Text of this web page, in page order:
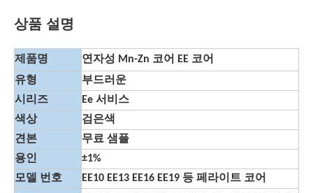
상품 설명
제품명
연자성 Mn-Zn 코어 EE 코어
유형
부드러운
시리즈
Ee 서비스
색상
검은색
견본
무료 샘플
용인
±1%
모델 번호
EE10 EE13 EE16 EE19 등 페라이트 코어